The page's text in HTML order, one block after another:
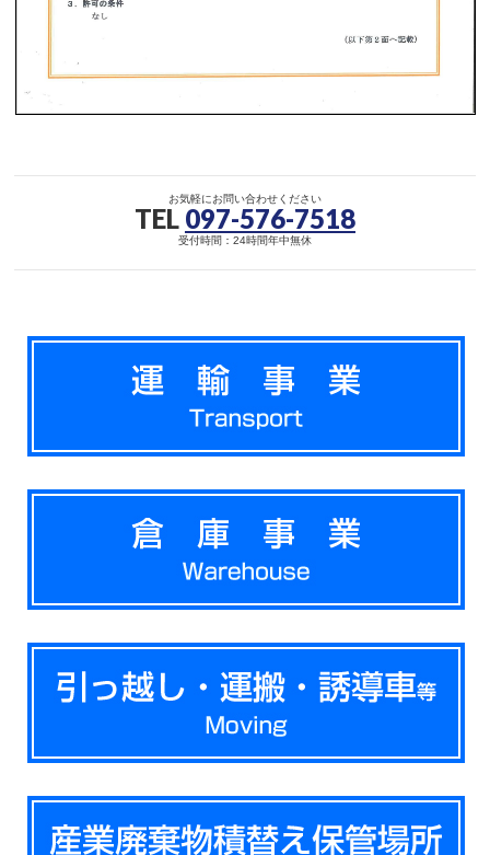
お気軽にお問い合わせください
TEL 097-576-7518
受付時間：24時間年中無休